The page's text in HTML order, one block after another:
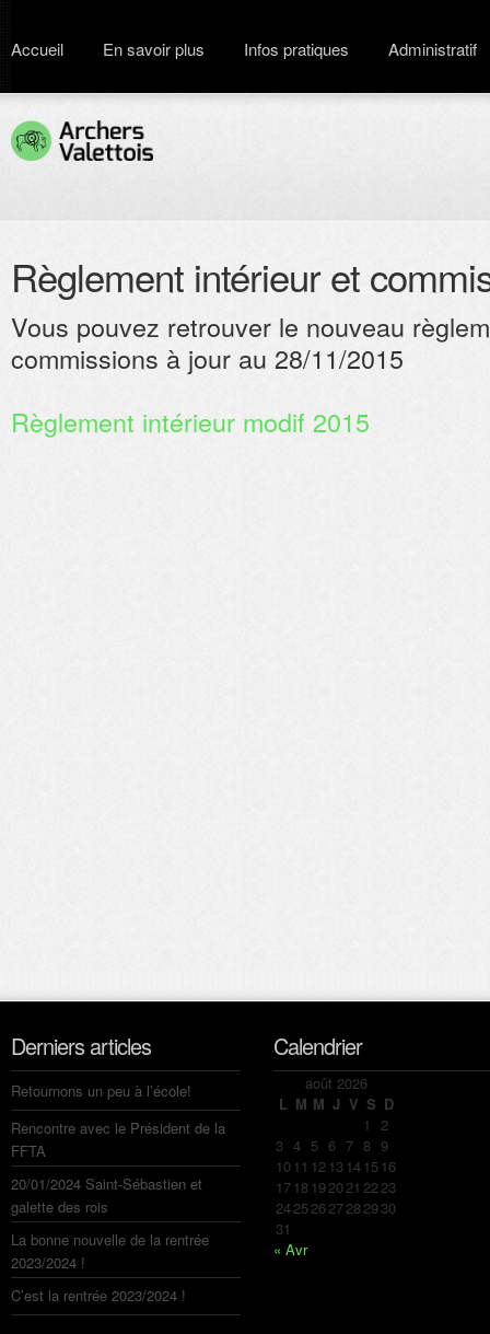
Accueil En savoir plus Infos pratiques Administratif
Règlement intérieur et
Vous pouvez retrouver le nouveau
commissions à jour au 28/11/2015
Règlement intérieur modif 2015
Derniers articles
Retournons un peu à l’école!
Rencontre avec le Président de la
FFTA
20/01/2024 Saint-Sébastien et
galette des rois
La bonne nouvelle de la rentrée
2023/2024 !
C’est la rentrée 2023/2024 !
Calendrier
août 2026
L M M J V S D
1 2
3 4 5 6 7 8 9
10 11 12 13 14 15 16
17 18 192021 2223
24252627282930
31
« Avr